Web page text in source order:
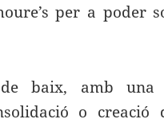
per a poder
baix, amb una
o creació